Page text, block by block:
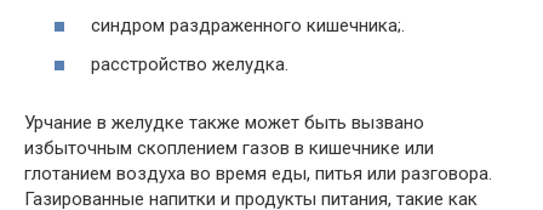
синдром раздраженного кишечника;.
расстройство желудка.
Урчание в желудке также может быть вызвано
избыточным скоплением газов в кишечнике или
глотанием воздуха во время еды, питья или разговора.
Газированные напитки и продукты питания, такие как